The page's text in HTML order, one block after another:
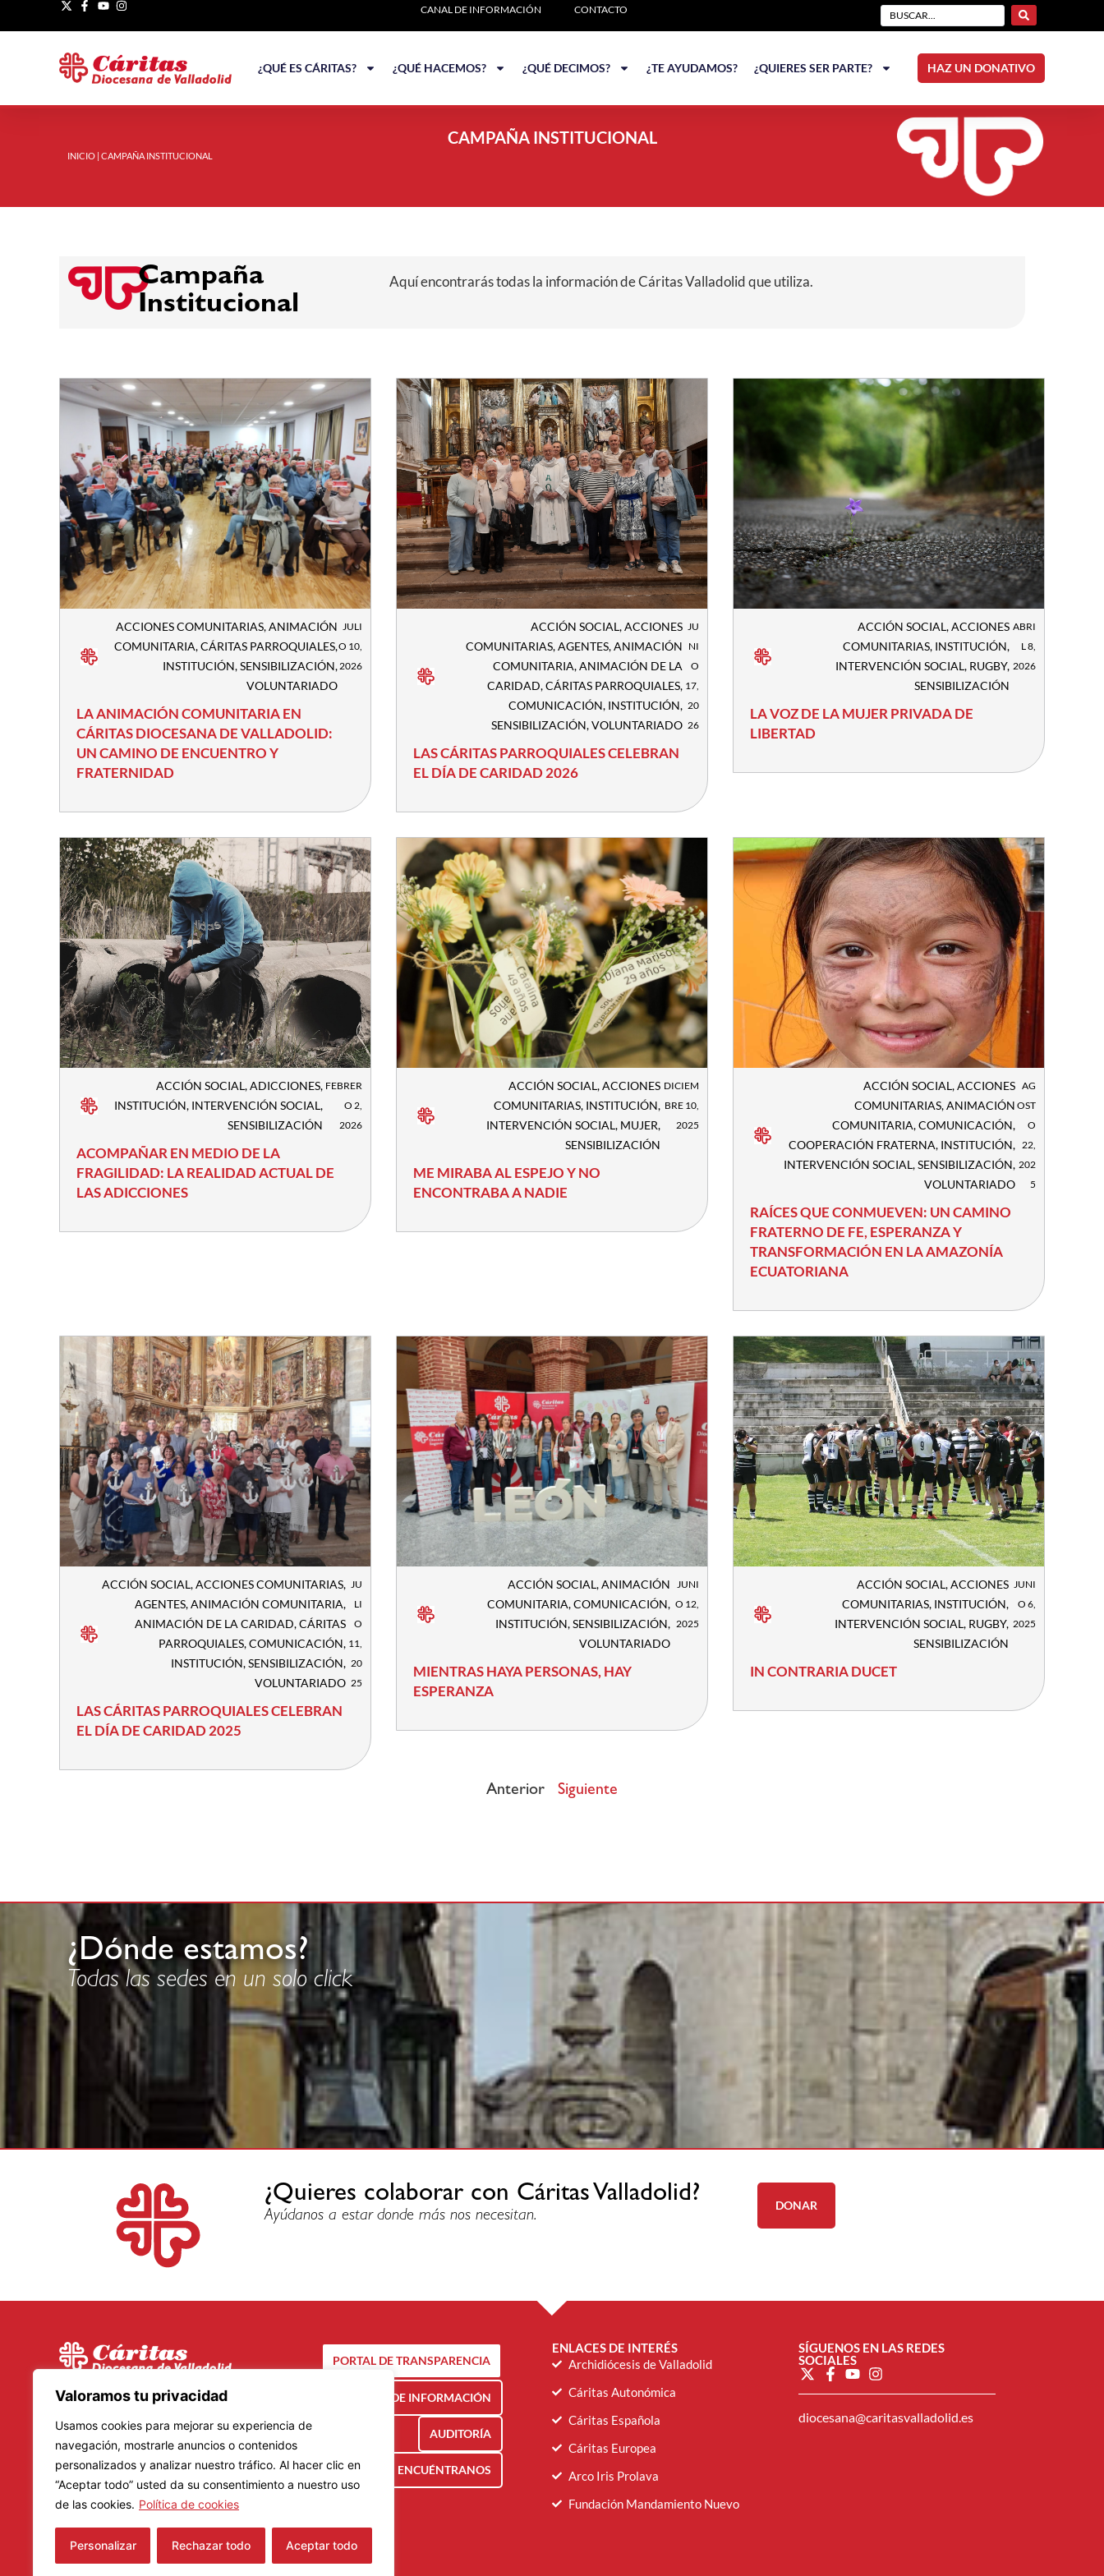
Valoramos tu privacidad
Usamos cookies para mejorar su experiencia de
navegación, mostrarle anuncios o contenidos
personalizados y analizar nuestro tráfico. Al hacer clic en
“Aceptar todo” usted da su consentimiento a nuestro uso
de las cookies. Política de cookies
Personalizar Rechazar todo Aceptar todo
CANAL DE INFORMACIÓN CONTACTO
¿QUÉ ES CÁRITAS? ¿QUÉ HACEMOS? ¿QUÉ DECIMOS? ¿TE AYUDAMOS? ¿QUIERES SER PARTE? HAZ UN DONATIVO
CAMPAÑA INSTITUCIONAL
INICIO | CAMPAÑA INSTITUCIONAL
Campaña
Institucional
Aquí encontrarás todas la información de Cáritas Valladolid que utiliza.
ACCIONES COMUNITARIAS,ANIMACIÓN
COMUNITARIA,CÁRITAS PARROQUIALES,
INSTITUCIÓN,SENSIBILIZACIÓN,
VOLUNTARIADO
JULI
O 10,
2026
LA ANIMACIÓN COMUNITARIA EN
CÁRITAS DIOCESANA DE VALLADOLID:
UN CAMINO DE ENCUENTRO Y
FRATERNIDAD
ACCIÓN SOCIAL,ACCIONES
COMUNITARIAS,AGENTES,ANIMACIÓN
COMUNITARIA,ANIMACIÓN DE LA
CARIDAD,CÁRITAS PARROQUIALES,
COMUNICACIÓN, INSTITUCIÓN,
SENSIBILIZACIÓN,VOLUNTARIADO
JU
NI
O
17,
20
26
LAS CÁRITAS PARROQUIALES CELEBRAN
EL DÍA DE CARIDAD 2026
ACCIÓN SOCIAL,ACCIONES
COMUNITARIAS, INSTITUCIÓN,
INTERVENCIÓN SOCIAL, RUGBY,
SENSIBILIZACIÓN
ABRI
L 8,
2026
LA VOZ DE LA MUJER PRIVADA DE
LIBERTAD
ACCIÓN SOCIAL,ADICCIONES,
INSTITUCIÓN, INTERVENCIÓN SOCIAL,
SENSIBILIZACIÓN
FEBRER
O 2,
2026
ACOMPAÑAR EN MEDIO DE LA
FRAGILIDAD: LA REALIDAD ACTUAL DE
LAS ADICCIONES
ACCIÓN SOCIAL,ACCIONES
COMUNITARIAS, INSTITUCIÓN,
INTERVENCIÓN SOCIAL, MUJER,
SENSIBILIZACIÓN
DICIEM
BRE 10,
2025
ME MIRABA AL ESPEJO Y NO
ENCONTRABA A NADIE
ACCIÓN SOCIAL,ACCIONES
COMUNITARIAS,ANIMACIÓN
COMUNITARIA,COMUNICACIÓN,
COOPERACIÓN FRATERNA, INSTITUCIÓN,
INTERVENCIÓN SOCIAL,SENSIBILIZACIÓN,
VOLUNTARIADO
AG
OST
O
22,
202
5
RAÍCES QUE CONMUEVEN: UN CAMINO
FRATERNO DE FE, ESPERANZA Y
TRANSFORMACIÓN EN LA AMAZONÍA
ECUATORIANA
ACCIÓN SOCIAL,ACCIONES COMUNITARIAS,
AGENTES,ANIMACIÓN COMUNITARIA,
ANIMACIÓN DE LA CARIDAD,CÁRITAS
PARROQUIALES,COMUNICACIÓN,
INSTITUCIÓN,SENSIBILIZACIÓN,
VOLUNTARIADO
JU
LI
O
11,
20
25
LAS CÁRITAS PARROQUIALES CELEBRAN
EL DÍA DE CARIDAD 2025
ACCIÓN SOCIAL,ANIMACIÓN
COMUNITARIA,COMUNICACIÓN,
INSTITUCIÓN,SENSIBILIZACIÓN,
VOLUNTARIADO
JUNI
O 12,
2025
MIENTRAS HAYA PERSONAS, HAY
ESPERANZA
ACCIÓN SOCIAL,ACCIONES
COMUNITARIAS, INSTITUCIÓN,
INTERVENCIÓN SOCIAL, RUGBY,
SENSIBILIZACIÓN
JUNI
O 6,
2025
IN CONTRARIA DUCET
Anterior Siguiente
¿Dónde estamos?
Todas las sedes en un solo click
¿Quieres colaborar con Cáritas Valladolid?
Ayúdanos a estar donde más nos necesitan.
DONAR
47002 – Valladolid
Teléfono: 983 20 23 01
Lunes a Viernes
Mañanas: De 9.00 a 14.00 horas
Tardes: De 16.00 a 19.00 horas
PORTAL DE TRANSPARENCIA
CANAL DE INFORMACIÓN
AUDITORÍA
ENCUÉNTRANOS
ENLACES DE INTERÉS
Archidiócesis de Valladolid
Cáritas Autonómica
Cáritas Española
Cáritas Europea
Arco Iris Prolava
Fundación Mandamiento Nuevo
SÍGUENOS EN LAS REDES
SOCIALES
diocesana@caritasvalladolid.es